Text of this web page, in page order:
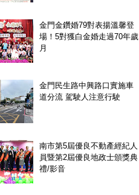
金門金鑽婚79對表揚溫馨登
場！5對獲白金婚走過70年歲
月
金門民生路中興路口實施車
道分流 駕駛人注意行駛
南市第5屆優良不動產經紀人
員暨第2屆優良地政士頒獎典
禮/影音